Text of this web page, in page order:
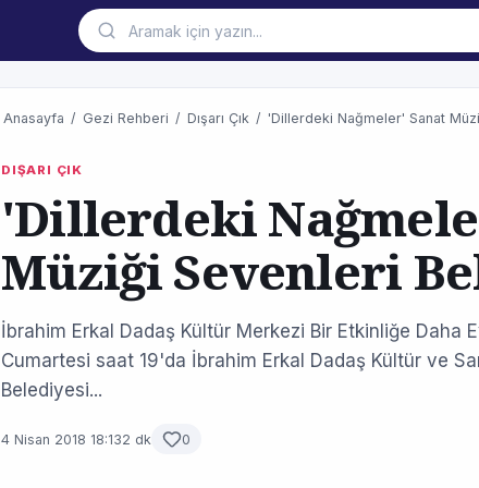
Anasayfa / Gezi Rehberi / Dışarı Çık / 'Dillerdeki Nağmeler' Sanat
DIŞARI ÇIK
'Dillerdeki
Müziği Sevenleri
İbrahim Erkal Dadaş Kültür Merkezi Bir Etkinliğe Daha
Cumartesi saat 19'da İbrahim Erkal Dadaş Kültür ve
Belediyesi...
4 Nisan 2018 18:132 dk 0